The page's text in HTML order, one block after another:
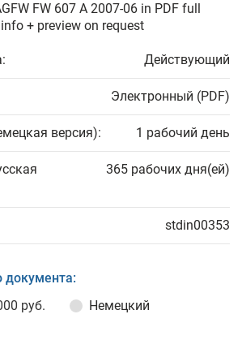
FW 607 A 2007-06 in PDF full
+ preview on request
Действующий
Электронный (PDF)
версия): 1 рабочий день
365 рабочих дня(ей)
stdin00353
документа:
руб. Немецкий